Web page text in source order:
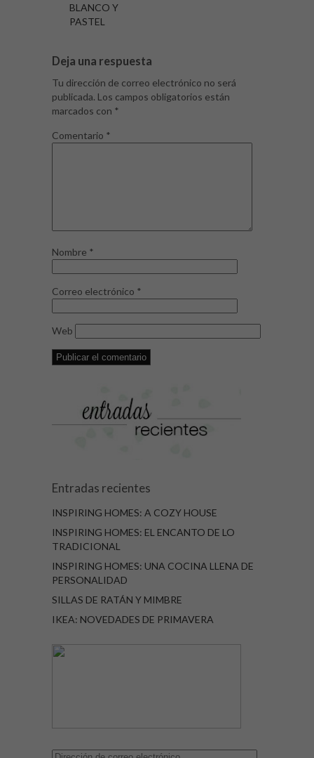
BLANCO Y
PASTEL
Deja una respuesta
Tu dirección de correo electrónico no será
publicada. Los campos obligatorios están
marcados con *
Comentario *
Nombre *
Correo electrónico *
Web
Entradas recientes
INSPIRING HOMES: A COZY HOUSE
INSPIRING HOMES: EL ENCANTO DE LO
TRADICIONAL
INSPIRING HOMES: UNA COCINA LLENA DE
PERSONALIDAD
SILLAS DE RATÁN Y MIMBRE
IKEA: NOVEDADES DE PRIMAVERA
Dirección